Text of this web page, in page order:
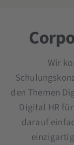
Seminar
Wir
den Themen
Digital HR
darauf